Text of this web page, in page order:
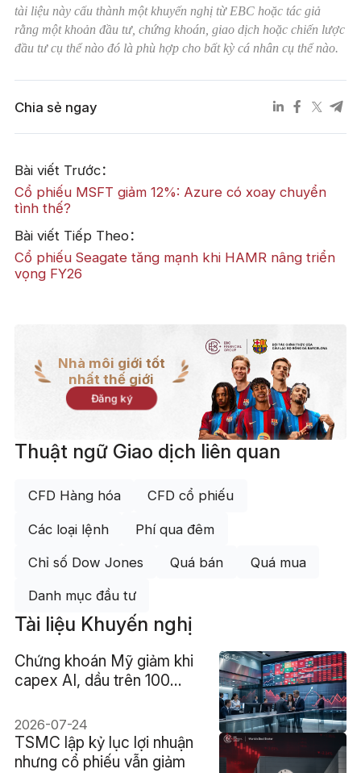
tài liệu này cấu thành một khuyến nghị từ EBC hoặc tác giả
rằng một khoản đầu tư, chứng khoán, giao dịch hoặc chiến lược
đầu tư cụ thể nào đó là phù hợp cho bất kỳ cá nhân cụ thể nào.
Chia sẻ ngay
Bài viết Trước：
Cổ phiếu MSFT giảm 12%: Azure có xoay chuyển
tình thế?
Bài viết Tiếp Theo：
Cổ phiếu Seagate tăng mạnh khi HAMR nâng triển
vọng FY26
Nhà môi giới tốt
nhất thế giới
Đăng ký
Thuật ngữ Giao dịch liên quan
CFD Hàng hóa CFD cổ phiếu
Các loại lệnh Phí qua đêm
Chỉ số Dow Jones Quá bán Quá mua
Danh mục đầu tư
Tài liệu Khuyến nghị
Chứng khoán Mỹ giảm khi
capex AI, dầu trên 100
gây áp lực
2026-07-24
TSMC lập kỷ lục lợi nhuận
nhưng cổ phiếu vẫn giảm